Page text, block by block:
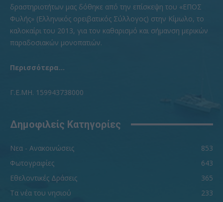
δραστηριοτήτων μας δόθηκε από την επίσκεψη του «ΕΠΟΣ
Φυλής» (Ελληνικός ορειβατικός Σύλλογος) στην Κίμωλο, το
καλοκαίρι του 2013, για τον καθαρισμό και σήμανση μερικών
παραδοσιακών μονοπατιών.
Περισσότερα...
Γ.Ε.ΜΗ. 159943738000
Δημοφιλείς Κατηγορίες
Νεα - Ανακοινώσεις
853
Φωτογραφίες
643
Εθελοντικές Δράσεις
365
Τα νέα του νησιού
233